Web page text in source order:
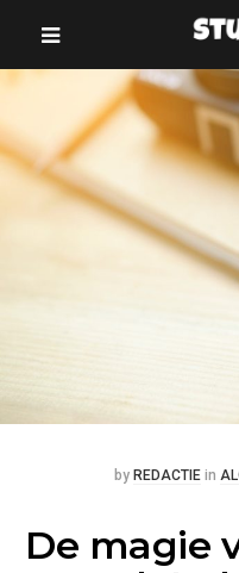
Posted
by REDACTIE in
De magie